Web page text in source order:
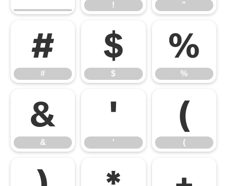
! "
#
#
$
$
%
%
&
&
'
'
(
(